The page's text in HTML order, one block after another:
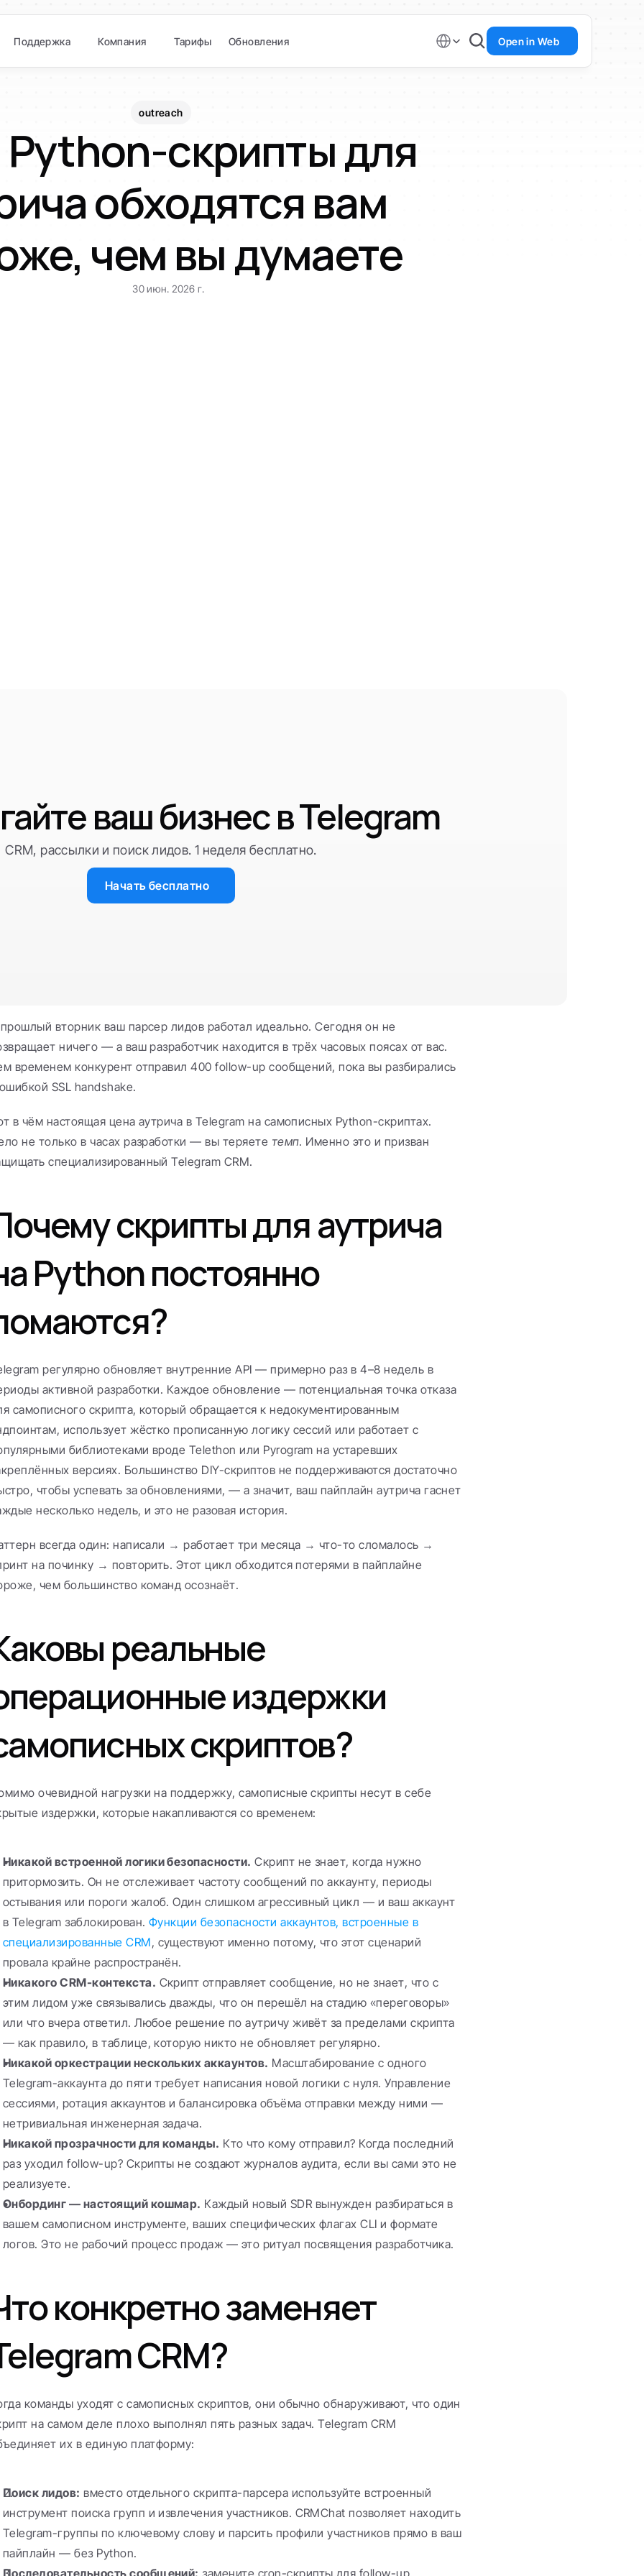
outreach
скрипты для
обходятся вам
чем вы думаете
30 июн. 2026 г.
ваш бизнес в Telegram
CRM, рассылки и поиск лидов. 1 неделя бесплатно.
Начать бесплатно
вторник ваш парсер лидов работал идеально. Сегодня он не
ничего — а ваш разработчик находится в трёх часовых поясах от вас.
временем конкурент отправил 400 follow-up сообщений, пока вы разбирались
SSL handshake.
в чём настоящая цена аутрича в Telegram на самописных Python-скриптах.
не только в часах разработки — вы теряете темп. Именно это и призван
специализированный Telegram CRM.
скрипты для аутрича
Python постоянно
регулярно обновляет внутренние API — примерно раз в 4–8 недель в
активной разработки. Каждое обновление — потенциальная точка отказа
самописного скрипта, который обращается к недокументированным
использует жёстко прописанную логику сессий или работает с
библиотеками вроде Telethon или Pyrogram на устаревших
версиях. Большинство DIY-скриптов не поддерживаются достаточно
чтобы успевать за обновлениями, — а значит, ваш пайплайн аутрича гаснет
несколько недель, и это не разовая история.
всегда один: написали → работает три месяца → что-то сломалось →
на починку → повторить. Этот цикл обходится потерями в пайплайне
чем большинство команд осознаёт.
реальные
издержки
скриптов?
очевидной нагрузки на поддержку, самописные скрипты несут в себе
издержки, которые накапливаются со временем:
Никакой встроенной логики безопасности. Скрипт не знает, когда нужно
притормозить. Он не отслеживает частоту сообщений по аккаунту, периоды
остывания или пороги жалоб. Один слишком агрессивный цикл — и ваш аккаунт
в Telegram заблокирован. Функции безопасности аккаунтов, встроенные в
специализированные CRM, существуют именно потому, что этот сценарий
провала крайне распространён.
Никакого CRM-контекста. Скрипт отправляет сообщение, но не знает, что с
этим лидом уже связывались дважды, что он перешёл на стадию «переговоры»
или что вчера ответил. Любое решение по аутричу живёт за пределами скрипта
— как правило, в таблице, которую никто не обновляет регулярно.
Никакой оркестрации нескольких аккаунтов. Масштабирование с одного
Telegram-аккаунта до пяти требует написания новой логики с нуля. Управление
сессиями, ротация аккаунтов и балансировка объёма отправки между ними —
нетривиальная инженерная задача.
Никакой прозрачности для команды. Кто что кому отправил? Когда последний
раз уходил follow-up? Скрипты не создают журналов аудита, если вы сами это не
реализуете.
Онбординг — настоящий кошмар. Каждый новый SDR вынужден разбираться в
вашем самописном инструменте, ваших специфических флагах CLI и формате
логов. Это не рабочий процесс продаж — это ритуал посвящения разработчика.
конкретно заменяет
CRM?
команды уходят с самописных скриптов, они обычно обнаруживают, что один
на самом деле плохо выполнял пять разных задач. Telegram CRM
их в единую платформу:
Поиск лидов: вместо отдельного скрипта-парсера используйте встроенный
инструмент поиска групп и извлечения участников. CRMChat позволяет находить
Telegram-группы по ключевому слову и парсить профили участников прямо в ваш
пайплайн — без Python.
Последовательность сообщений: замените cron-скрипты для follow-up
Поддержка Компания Тарифы Обновления
Select Language
Open in Web